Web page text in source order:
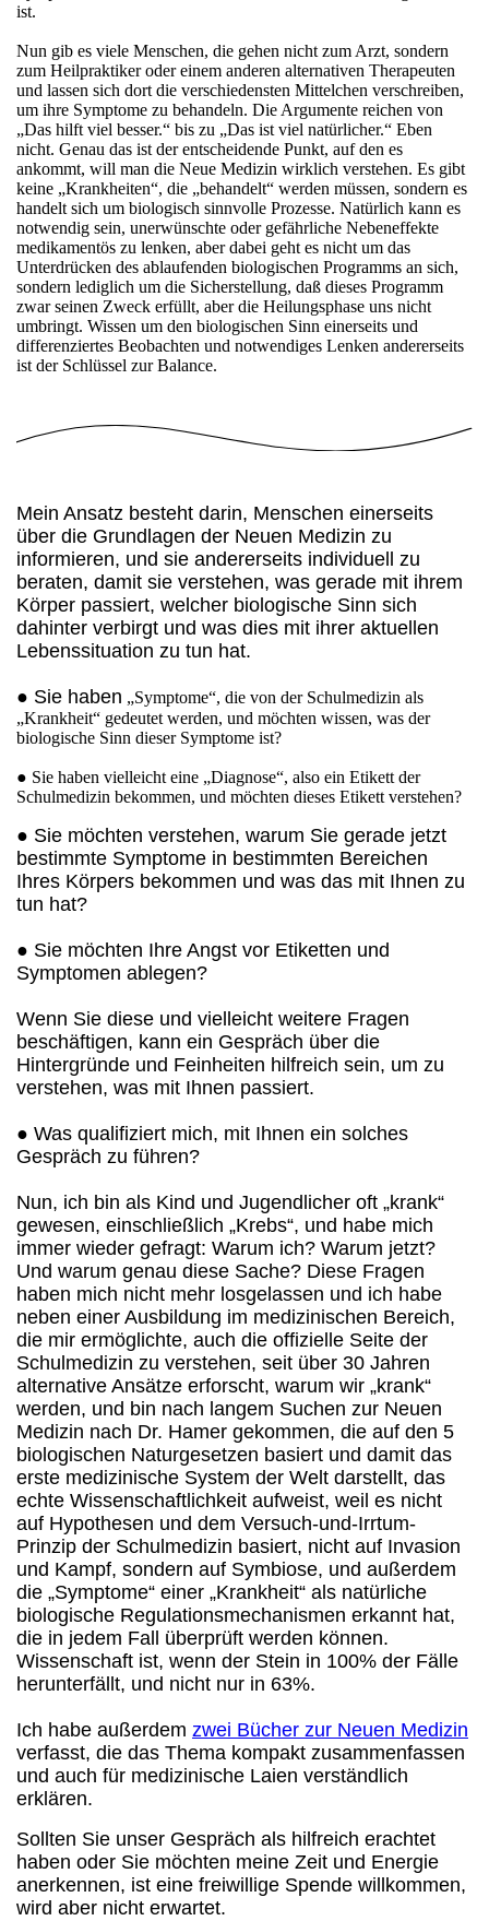
ist.
Nun gib es viele Menschen, die gehen nicht zum Arzt, sondern
zum Heilpraktiker oder einem anderen alternativen Therapeuten
und lassen sich dort die verschiedensten Mittelchen verschreiben,
um ihre Symptome zu behandeln. Die Argumente reichen von
„Das hilft viel besser.“ bis zu „Das ist viel natürlicher.“ Eben
nicht. Genau das ist der entscheidende Punkt, auf den es
ankommt, will man die Neue Medizin wirklich verstehen. Es gibt
keine „Krankheiten“, die „behandelt“ werden müssen, sondern es
handelt sich um biologisch sinnvolle Prozesse. Natürlich kann es
notwendig sein, unerwünschte oder gefährliche Nebeneffekte
medikamentös zu lenken, aber dabei geht es nicht um das
Unterdrücken des ablaufenden biologischen Programms an sich,
sondern lediglich um die Sicherstellung, daß dieses Programm
zwar seinen Zweck erfüllt, aber die Heilungsphase uns nicht
umbringt. Wissen um den biologischen Sinn einerseits und
differenziertes Beobachten und notwendiges Lenken andererseits
ist der Schlüssel zur Balance.
Mein Ansatz besteht darin, Menschen einerseits
über die Grundlagen der Neuen Medizin zu
informieren, und sie andererseits individuell zu
beraten, damit sie verstehen, was gerade mit ihrem
Körper passiert, welcher biologische Sinn sich
dahinter verbirgt und was dies mit ihrer aktuellen
Lebenssituation zu tun hat.
● Sie haben „Symptome“, die von der Schulmedizin als
„Krankheit“ gedeutet werden, und möchten wissen, was der
biologische Sinn dieser Symptome ist?
● Sie haben vielleicht eine „Diagnose“, also ein Etikett der
Schulmedizin bekommen, und möchten dieses Etikett verstehen?
● Sie möchten verstehen, warum Sie gerade jetzt
bestimmte Symptome in bestimmten Bereichen
Ihres Körpers bekommen und was das mit Ihnen zu
tun hat?
● Sie möchten Ihre Angst vor Etiketten und
Symptomen ablegen?
Wenn Sie diese und vielleicht weitere Fragen
beschäftigen, kann ein Gespräch über die
Hintergründe und Feinheiten hilfreich sein, um zu
verstehen, was mit Ihnen passiert.
● Was qualifiziert mich, mit Ihnen ein solches
Gespräch zu führen?
Nun, ich bin als Kind und Jugendlicher oft „krank“
gewesen, einschließlich „Krebs“, und habe mich
immer wieder gefragt: Warum ich? Warum jetzt?
Und warum genau diese Sache? Diese Fragen
haben mich nicht mehr losgelassen und ich habe
neben einer Ausbildung im medizinischen Bereich,
die mir ermöglichte, auch die offizielle Seite der
Schulmedizin zu verstehen, seit über 30 Jahren
alternative Ansätze erforscht, warum wir „krank“
werden, und bin nach langem Suchen zur Neuen
Medizin nach Dr. Hamer gekommen, die auf den 5
biologischen Naturgesetzen basiert und damit das
erste medizinische System der Welt darstellt, das
echte Wissenschaftlichkeit aufweist, weil es nicht
auf Hypothesen und dem Versuch-und-Irrtum-
Prinzip der Schulmedizin basiert, nicht auf Invasion
und Kampf, sondern auf Symbiose, und außerdem
die „Symptome“ einer „Krankheit“ als natürliche
biologische Regulationsmechanismen erkannt hat,
die in jedem Fall überprüft werden können.
Wissenschaft ist, wenn der Stein in 100% der Fälle
herunterfällt, und nicht nur in 63%.
Ich habe außerdem zwei Bücher zur Neuen Medizin
verfasst, die das Thema kompakt zusammenfassen
und auch für medizinische Laien verständlich
erklären.
Sollten Sie unser Gespräch als hilfreich erachtet
haben oder Sie möchten meine Zeit und Energie
anerkennen, ist eine freiwillige Spende willkommen,
wird aber nicht erwartet.